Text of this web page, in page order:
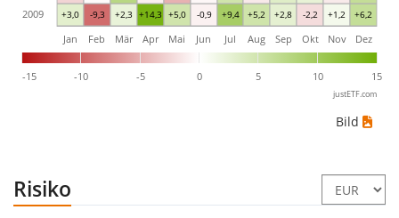
+3,0 -9,3 +2,3 +14,3 +5,0 -0,9 +9,4 +5,2 +2,8 -2,2 +1,2 +6,2
-15 -10 -5 0 5 10 15
Jan Feb Mär Apr Mai Jun Jul Aug Sep Okt Nov Dez
2009
justETF.com
Bild
Risiko